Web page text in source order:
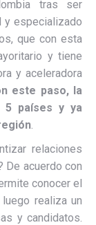
tras ser
y especializado
que con esta
y tiene
y aceleradora
este paso, la
5 países y ya
.
relaciones
De acuerdo con
conocer el
realiza un
y candidatos.